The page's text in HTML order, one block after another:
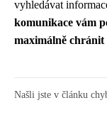
vyhledávat
komunikace vám
maximálně chránit
Našli jste v článku